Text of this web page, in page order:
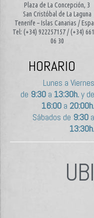
Plaza de La Concepción, 3
San Cristóbal de La Laguna
Tenerife – Islas Canarias /
Tel: (+34) 922257157 / (+34)
06 30
HORARIO
Lunes a Viernes
de 9:30a 13:30h.y de
16:00a 20:00h.
Sábados de 9:30a
13:30h.